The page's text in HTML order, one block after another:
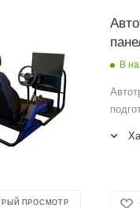
ПРОСМОТР
В